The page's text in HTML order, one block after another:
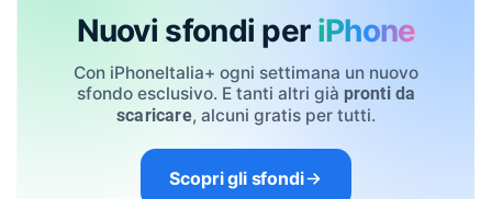
Nuovi sfondi per iPhone
Con iPhoneItalia+ ogni settimana un nuovo
sfondo esclusivo. E tanti altri già pronti da
scaricare, alcuni gratis per tutti.
Scopri gli sfondi